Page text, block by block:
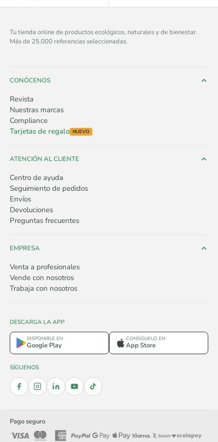
Tu tienda online de productos ecológicos, naturales y de bienestar.
Más de 25.000 referencias seleccionadas.
CONÓCENOS
Revista
Nuestras marcas
Compliance
Tarjetas de regalo NUEVO
ATENCIÓN AL CLIENTE
Centro de ayuda
Seguimiento de pedidos
Envíos
Devoluciones
Preguntas frecuentes
EMPRESA
Venta a profesionales
Vende con nosotros
Trabaja con nosotros
DESCARGA LA APP
DISPONIBLE EN
Google Play
CONSÍGUELO EN
App Store
SÍGUENOS
Pago seguro